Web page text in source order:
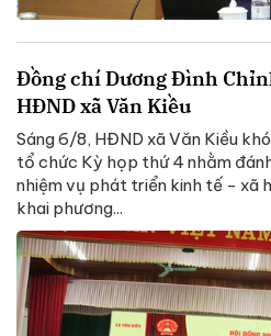
Đồng chí Dương Đình
HĐND xã Văn Kiều
Sáng 6/8, HĐND xã Văn Kiều
tổ chức Kỳ họp thứ 4 nhằm
nhiệm vụ phát triển kinh tế - xã
khai phương...